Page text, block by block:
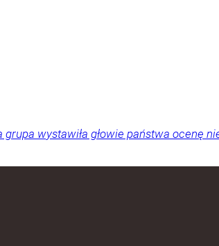
wystawiła głowie państwa ocenę